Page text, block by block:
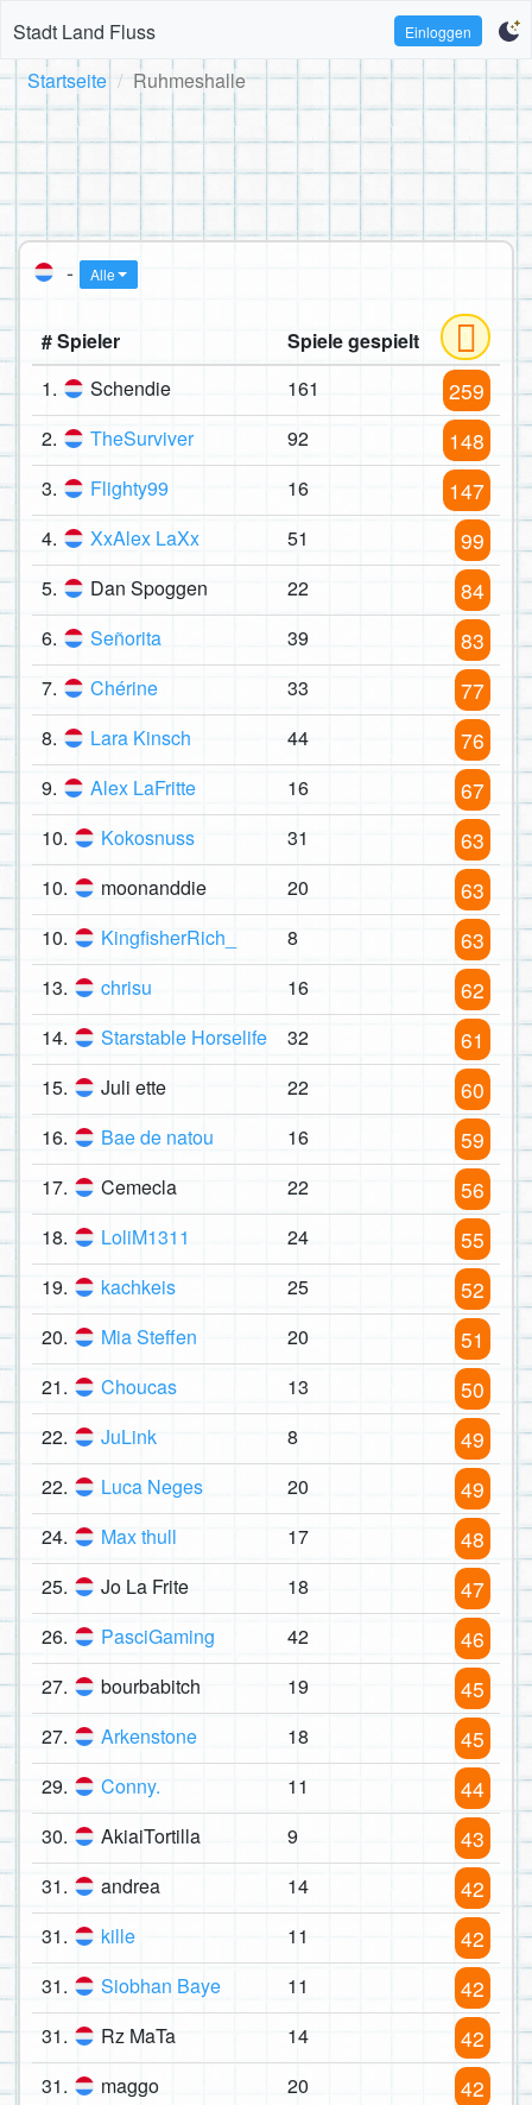
Stadt Land Fluss Einloggen
Startseite Ruhmeshalle
- Alle
# Spieler
Spiele gespielt
1.
Schendie 161 259
2. TheSurviver 92 148
3. Flighty99 16 147
4. XxAlex LaXx 51 99
5. Dan Spoggen 22 84
6. Señorita 39 83
7. Chérine 33 77
8. Lara Kinsch 44 76
9. Alex LaFritte 16 67
10. Kokosnuss 31 63
10. moonanddie 20 63
10. KingfisherRich_ 8 63
13. chrisu 16 62
14. Starstable Horselife 32 61
15. Juli ette 22 60
16. Bae de natou 16 59
17. Cemecla 22 56
18. LoliM1311 24 55
19. kachkeis 25 52
20. Mia Steffen 20 51
21. Choucas 13 50
22. JuLink 8 49
22. Luca Neges 20 49
24. Max thull 17 48
25. Jo La Frite 18 47
26. PasciGaming 42 46
27. bourbabitch 19 45
27. Arkenstone 18 45
29. Conny. 11 44
30. AkiaiTortilla 9 43
31. andrea 14 42
31. kille 11 42
31. Siobhan Baye 11 42
31. Rz MaTa 14 42
31. maggo 20 42